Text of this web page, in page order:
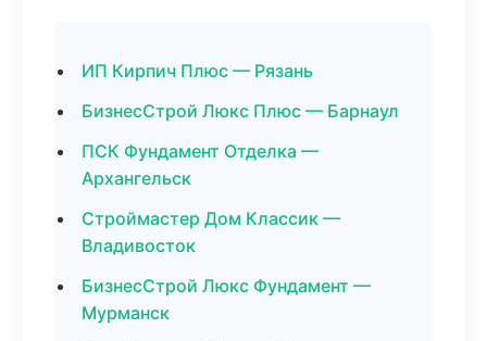
ИП Кирпич Плюс — Рязань
БизнесСтрой Люкс Плюс — Барнаул
ПСК Фундамент Отделка —
Архангельск
Строймастер Дом Классик —
Владивосток
БизнесСтрой Люкс Фундамент —
Мурманск